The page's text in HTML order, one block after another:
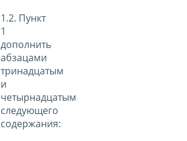
1.2. Пункт
1
дополнить
абзацами
тринадцатым
и
четырнадцатым
следующего
содержания: